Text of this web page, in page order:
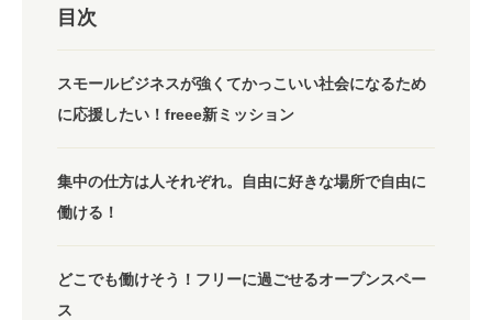
目次
スモールビジネスが強くてかっこいい社会になるため
に応援したい！freee新ミッション
集中の仕方は人それぞれ。自由に好きな場所で自由に
働ける！
どこでも働けそう！フリーに過ごせるオープンスペー
ス